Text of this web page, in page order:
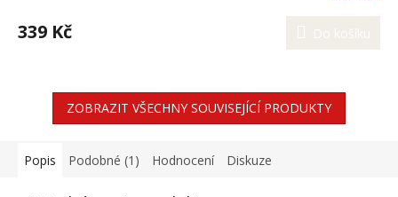
339 Kč Do košíku
ZOBRAZIT VŠECHNY SOUVISEJÍCÍ PRODUKTY
Popis Podobné (1) Hodnocení Diskuze